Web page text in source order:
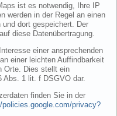
ist es notwendig, Ihre IP
werden in der Regel an einen
dort gespeichert. Der
diese Datenübertragung.
einer ansprechenden
einer leichten Auffindbarkeit
Orte. Dies stellt ein
Abs. 1 lit. f DSGVO dar.
finden Sie in der
policies.google.com/privacy?